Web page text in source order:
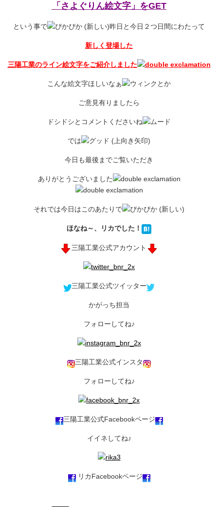
「さよぐりん絵文字」をGET
という事で 昨日と今日２つ日間にわたって
新しく登場した
三陽工業のライン絵文字をご紹介しました
こんな絵文字ほしいなぁ とか
ご意見有りましたら
ドシドシとコメントくださいね
では
今日も最後までご覧いただき
ありがとうございました
それでは今日はこのあたりで
ほなね～、リカでした！
三陽工業公式アカウント
三陽工業公式ツイッター
かがっち担当
フォローしてね♪
三陽工業公式インスタ
フォローしてね♪
三陽工業公式Facebookページ
イイネしてね♪
リカFacebookページ